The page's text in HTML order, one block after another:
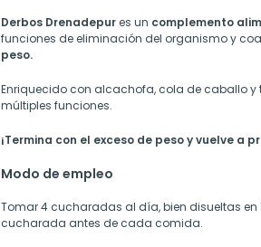
Derbos Drenadepures un complemento
funciones de eliminación del organismo y
peso.
Enriquecido con alcachofa, cola de caballo y
múltiples funciones.
¡Termina con el exceso de peso y vuelve a
Modo de empleo
Tomar 4 cucharadas al día, bien disueltas en
cucharada antes de cada comida.